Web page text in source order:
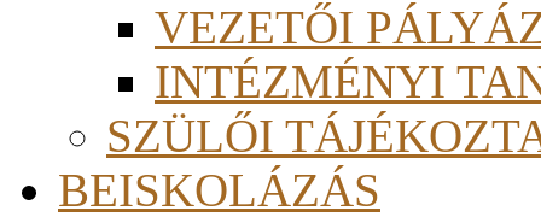
VEZETŐI
INTÉZMÉNYI
SZÜLŐI
BEISKOLÁZÁS